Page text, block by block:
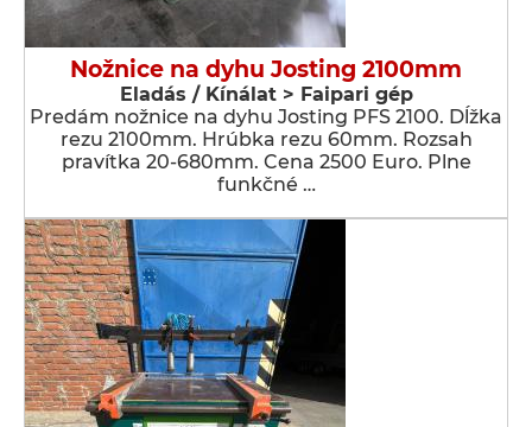
Nožnice na dyhu Josting 2100mm
Eladás / Kínálat > Faipari gép
Predám nožnice na dyhu Josting PFS 2100. Dĺžka
rezu 2100mm. Hrúbka rezu 60mm. Rozsah
pravítka 20-680mm. Cena 2500 Euro. Plne
funkčné …